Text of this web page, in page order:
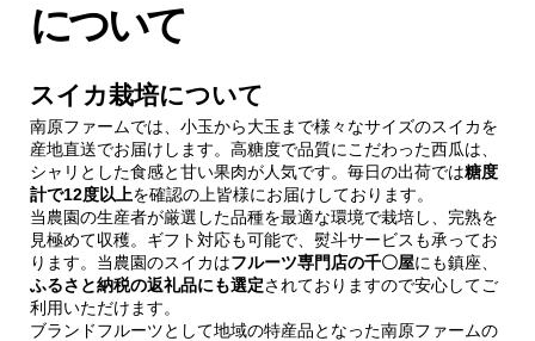
について
スイカ栽培について
南原ファームでは、小玉から大玉まで様々なサイズのスイカを
産地直送でお届けします。高糖度で品質にこだわった西瓜は、
シャリとした食感と甘い果肉が人気です。毎日の出荷では糖度
計で12度以上を確認の上皆様にお届けしております。
当農園の生産者が厳選した品種を最適な環境で栽培し、完熟を
見極めて収穫。ギフト対応も可能で、熨斗サービスも承ってお
ります。当農園のスイカはフルーツ専門店の千〇屋にも鎮座、
ふるさと納税の返礼品にも選定されておりますので安心してご
利用いただけます。
ブランドフルーツとして地域の特産品となった南原ファームの